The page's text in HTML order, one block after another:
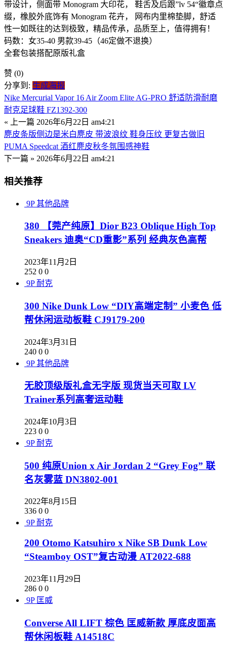
带设计，侧面带 Monogram 大印花， 鞋舌及后跟”lv 54“徽章点
缀，橡胶外底饰有 Monogram 花卉， 网布内里棉垫脚，舒适
性一如既往的达到极致，精品传承，品质至上，值得拥有！
码数：女35-40 男款39-45（46定做不退换）
全套包装搭配原版礼盒
赞 (0)
分享到: 生成海报
Nike Mercurial Vapor 16 Air Zoom Elite AG-PRO 舒适防滑耐磨
耐克足球鞋 FZ1392-300
« 上一篇 2026年6月22日 am4:21
麂皮条版侧边是米白麂皮 带波浪纹 鞋身压纹 更复古做旧
PUMA Speedcat 酒红麂皮秋冬氛围感神鞋
下一篇 » 2026年6月22日 am4:21
相关推荐
9P 其他品牌
380 【莞产纯原】Dior B23 Oblique High Top
Sneakers 迪奥“CD重影”系列 经典灰色高帮
2023年11月2日
252 0 0
9P 耐克
300 Nike Dunk Low “DIY高端定制” 小麦色 低
帮休闲运动板鞋 CJ9179-200
2024年3月31日
240 0 0
9P 其他品牌
无胶顶级版礼盒无字版 现货当天可取 LV
Trainer系列高奢运动鞋
2024年10月3日
223 0 0
9P 耐克
500 纯原Union x Air Jordan 2 “Grey Fog” 联
名灰雾蓝 DN3802-001
2022年8月15日
336 0 0
9P 耐克
200 Otomo Katsuhiro x Nike SB Dunk Low
“Steamboy OST”复古动漫 AT2022-688
2023年11月29日
286 0 0
9P 匡威
Converse All LIFT 棕色 匡威新款 厚底皮面高
帮休闲板鞋 A14518C